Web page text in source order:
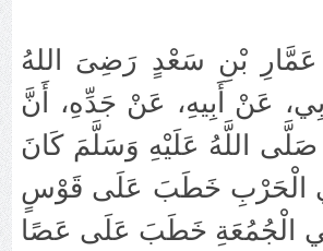
بْنِ سَعْدٍ رَضِىَ اللهُ
عَنْ أَبِيهِ، عَنْ جَدِّهِ، أَنَّ
ﺍﻟﻠَّﻪُ ﻋَﻠَﻴْﻪِ ﻭَﺳَﻠَّﻢَ كَانَ
الْحَرْبِ خَطَبَ عَلَى قَوْسٍ
الْجُمُعَةِ خَطَبَ عَلَى عَصًا